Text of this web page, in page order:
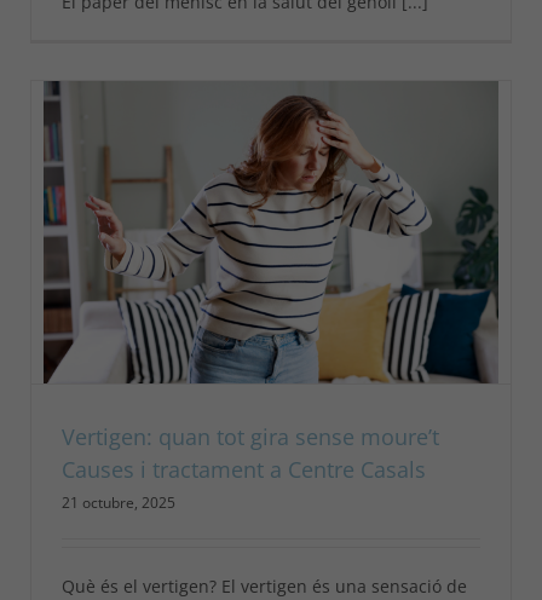
Vertigen: quan tot gira sense moure’t
Causes i tractament a Centre Casals
21 octubre, 2025
Què és el vertigen? El vertigen és una sensació de